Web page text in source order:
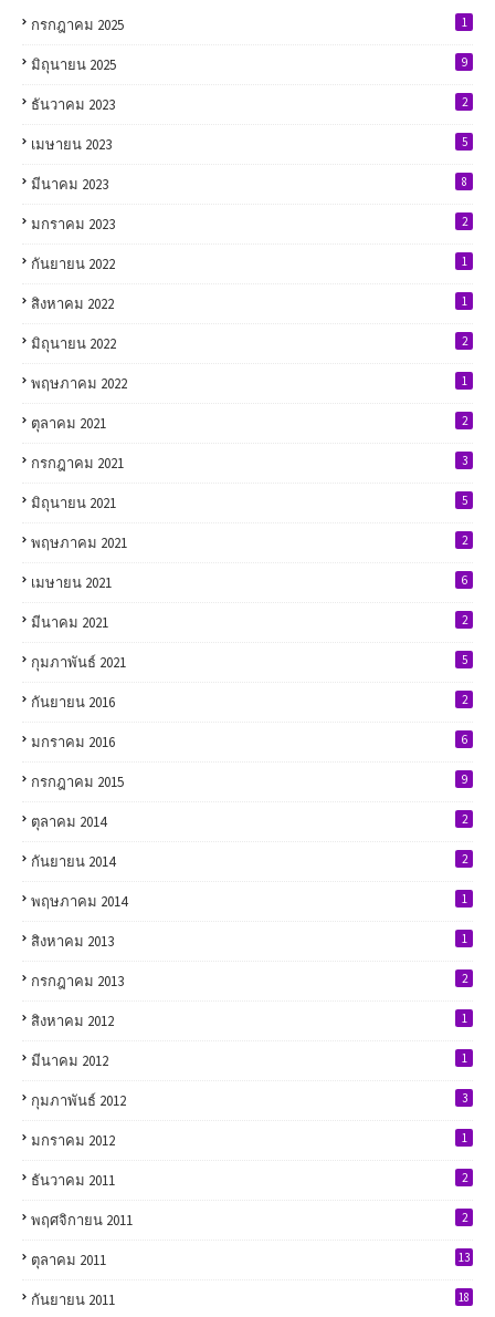
กรกฎาคม 2025 1
มิถุนายน 2025 9
ธันวาคม 2023 2
เมษายน 2023 5
มีนาคม 2023 8
มกราคม 2023 2
กันยายน 2022 1
สิงหาคม 2022 1
มิถุนายน 2022 2
พฤษภาคม 2022 1
ตุลาคม 2021 2
กรกฎาคม 2021 3
มิถุนายน 2021 5
พฤษภาคม 2021 2
เมษายน 2021 6
มีนาคม 2021 2
กุมภาพันธ์ 2021 5
กันยายน 2016 2
มกราคม 2016 6
กรกฎาคม 2015 9
ตุลาคม 2014 2
กันยายน 2014 2
พฤษภาคม 2014 1
สิงหาคม 2013 1
กรกฎาคม 2013 2
สิงหาคม 2012 1
มีนาคม 2012 1
กุมภาพันธ์ 2012 3
มกราคม 2012 1
ธันวาคม 2011 2
พฤศจิกายน 2011 2
ตุลาคม 2011 13
กันยายน 2011 18